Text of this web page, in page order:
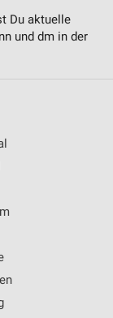
Du aktuelle
und dm in der